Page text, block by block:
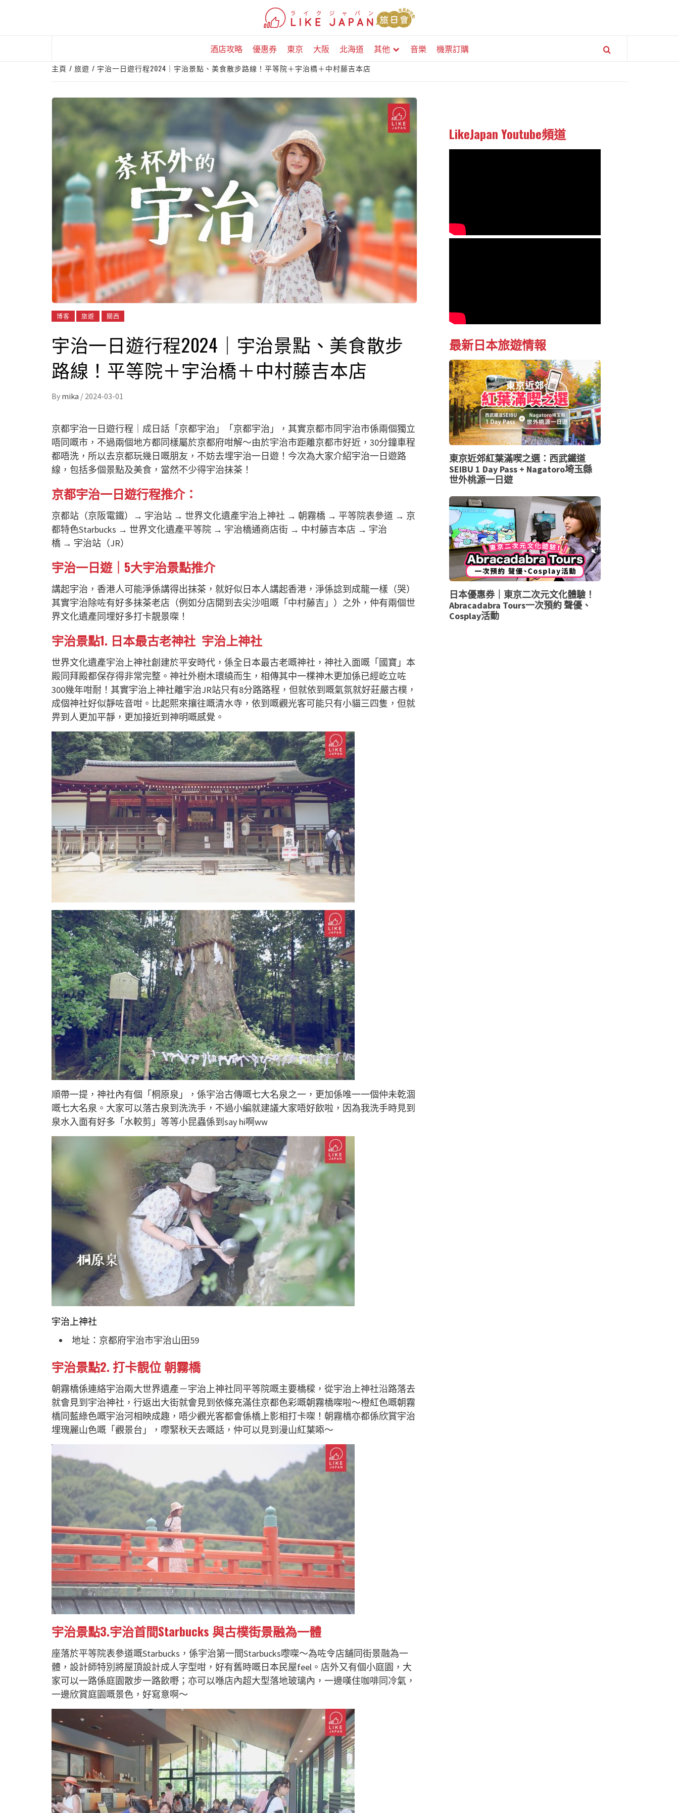
酒店攻略 優惠券 東京 大阪 北海道 其他 音樂 機票訂購
主頁 旅遊 宇治一日遊行程2024｜宇治景點、美食散步路線！平等院＋宇治橋＋中村藤吉本店
博客 旅遊 關西
宇治一日遊行程2024｜宇治景點、美食散步
路線！平等院＋宇治橋＋中村藤吉本店
By mika / 2024-03-01
京都宇治一日遊行程｜成日話「京都宇治」「京都宇治」，其實京都市同宇治市係兩個獨立
唔同嘅市，不過兩個地方都同樣屬於京都府咁解～由於宇治市距離京都市好近，30分鐘車程
都唔洗，所以去京都玩幾日嘅朋友，不妨去埋宇治一日遊！今次為大家介紹宇治一日遊路
線，包括多個景點及美食，當然不少得宇治抹茶！
京都宇治一日遊行程推介：
京都站（京阪電鐵） → 宇治站 → 世界文化遺產宇治上神社 → 朝霧橋 → 平等院表參道 → 京
都特色Starbucks → 世界文化遺產平等院 → 宇治橋通商店街 → 中村藤吉本店 → 宇治
橋 → 宇治站（JR）
宇治一日遊｜5大宇治景點推介
講起宇治，香港人可能淨係講得出抹茶，就好似日本人講起香港，淨係諗到成龍一樣（哭）
其實宇治除咗有好多抹茶老店（例如分店開到去尖沙咀嘅「中村藤吉」）之外，仲有兩個世
界文化遺產同埋好多打卡靚景㗎！
宇治景點1. 日本最古老神社 宇治上神社
世界文化遺產宇治上神社創建於平安時代，係全日本最古老嘅神社，神社入面嘅「國寶」本
殿同拜殿都保存得非常完整。神社外樹木環繞而生，相傳其中一棵神木更加係已經屹立咗
300幾年咁耐！其實宇治上神社離宇治JR站只有8分路路程，但就依到嘅氣氛就好莊嚴古樸，
成個神社好似靜咗音咁。比起熙來攘往嘅清水寺，依到嘅觀光客可能只有小貓三四隻，但就
畀到人更加平靜，更加接近到神明嘅感覺。
順帶一提，神社內有個「桐原泉」，係宇治古傳嘅七大名泉之一，更加係唯一一個仲未乾涸
嘅七大名泉。大家可以落古泉到洗洗手，不過小編就建議大家唔好飲啦，因為我洗手時見到
泉水入面有好多「水較剪」等等小昆蟲係到say hi啊ww
宇治上神社
地址：京都府宇治市宇治山田59
宇治景點2. 打卡靚位 朝霧橋
朝霧橋係連絡宇治兩大世界遺產－宇治上神社同平等院嘅主要橋樑，從宇治上神社沿路落去
就會見到宇治神社，行返出大街就會見到依條充滿住京都色彩嘅朝霧橋㗎啦～橙紅色嘅朝霧
橋同藍綠色嘅宇治河相映成趣，唔少觀光客都會係橋上影相打卡㗎！朝霧橋亦都係欣賞宇治
埋瑰麗山色嘅「觀景台」，嚟緊秋天去嘅話，仲可以見到漫山紅葉㖭～
宇治景點3.宇治首間Starbucks 與古樸街景融為一體
座落於平等院表參道嘅Starbucks，係宇治第一間Starbucks嚟㗎～為咗令店舖同街景融為一
體，設計師特別將屋頂設計成人字型咁，好有舊時嘅日本民屋feel。店外又有個小庭園，大
家可以一路係庭園散步一路飲嘢；亦可以喺店內超大型落地玻璃內，一邊嘆住咖啡同冷氣，
一邊欣賞庭園嘅景色，好寫意啊～
LikeJapan Youtube頻道
最新日本旅遊情報
東京近郊紅葉滿喫之選：西武鐵道
SEIBU 1 Day Pass + Nagatoro埼玉縣
世外桃源一日遊
日本優惠券｜東京二次元文化體驗！
Abracadabra Tours一次預約 聲優、
Cosplay活動